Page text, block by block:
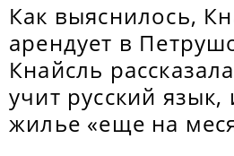
Как выяснилось,
арендует в
Кнайсль
учит русский
жилье «еще на